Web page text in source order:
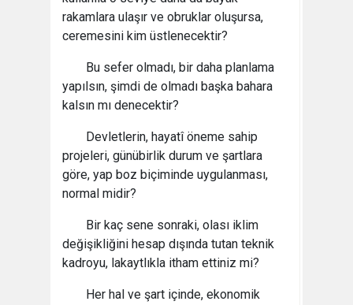
rakamlara ulaşır ve obruklar oluşursa,
ceremesini kim üstlenecektir?
Bu sefer olmadı, bir daha planlama
yapılsın, şimdi de olmadı başka bahara
kalsın mı denecektir?
Devletlerin, hayatî öneme sahip
projeleri, günübirlik durum ve şartlara
göre, yap boz biçiminde uygulanması,
normal midir?
Bir kaç sene sonraki, olası iklim
değişikliğini hesap dışında tutan teknik
kadroyu, lakaytlıkla itham ettiniz mi?
Her hal ve şart içinde, ekonomik